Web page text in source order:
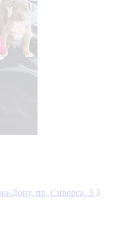
Дону, пр. Сиверса, 3 3